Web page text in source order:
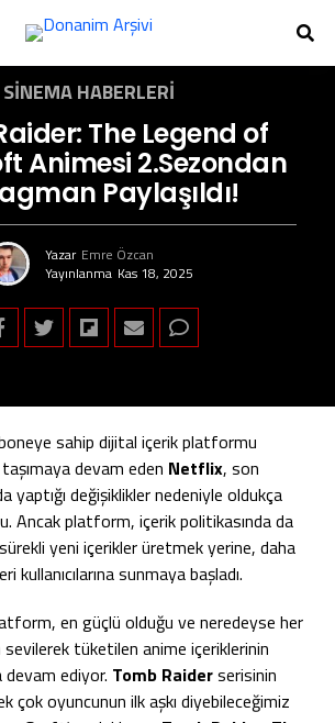
SINEMA HABERLERI
The Legend of
Animesi 2.Sezondan
Paylaşıldı!
Yazar Emre Özcan
Yayınlanma Kas 18, 2025
sahip dijital içerik platformu
taşımaya devam eden Netflix, son
yaptığı değişiklikler nedeniyle oldukça
Ancak platform, içerik politikasında da
yeni içerikler üretmek yerine, daha
kullanıcılarına sunmaya başladı.
en güçlü olduğu ve neredeyse her
sevilerek tüketilen anime içeriklerinin
devam ediyor. Tomb Raiderserisinin
çok oyuncunun ilk aşkı diyebileceğimiz